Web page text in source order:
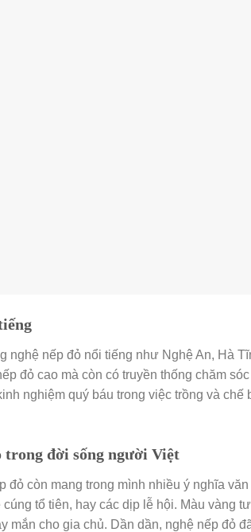
nghệ nếp đỏ nổi tiếng như Nghệ An, Hà
đỏ cao mà còn có truyền thống chăm
nghiệm quý báu trong việc trồng và
trong đời sống người Việt
đỏ còn mang trong mình nhiều ý nghĩa
tổ tiên, hay các dịp lễ hội. Màu vàng
mắn cho gia chủ. Dần dần, nghệ nếp đỏ